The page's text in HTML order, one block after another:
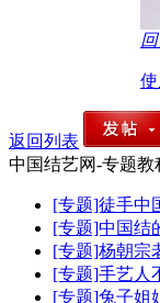
返回列表
中国结艺网-专题教
[专题]徒手中
[专题]中国结
[专题]杨朝宗
[专题]手艺人
[专题]兔子姐